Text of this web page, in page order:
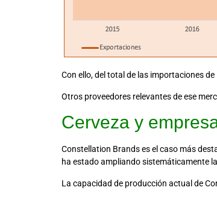
Con ello, del total de las importaciones
Otros proveedores relevantes de ese
Cerveza y
Constellation Brands es el caso más
ha estado ampliando sistemáticamente
La capacidad de producción actual de